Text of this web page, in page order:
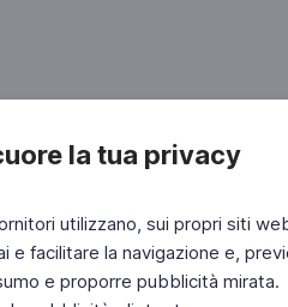
la tua privacy
utilizzano, sui propri siti
e facilitare la navigazione e,
e proporre pubblicità mirata.